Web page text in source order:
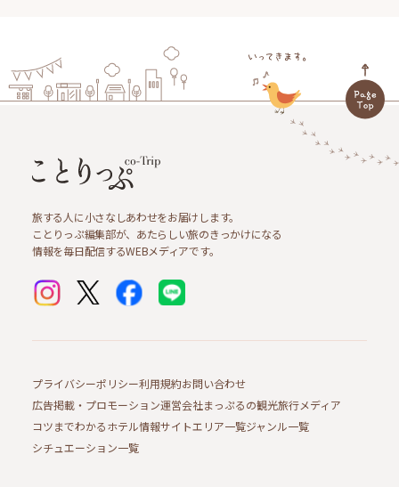
旅する人に小さなしあわせをお届けします。
ことりっぷ編集部が、あたらしい旅のきっかけになる
情報を毎日配信するWEBメディアです。
プライバシーポリシー利用規約お問い合わせ
広告掲載・プロモーション運営会社まっぷるの観光旅行メディア
コツまでわかるホテル情報サイトエリア一覧ジャンル一覧
シチュエーション一覧